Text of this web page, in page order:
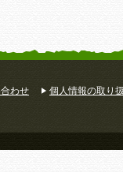
わせ 個人情報の取り